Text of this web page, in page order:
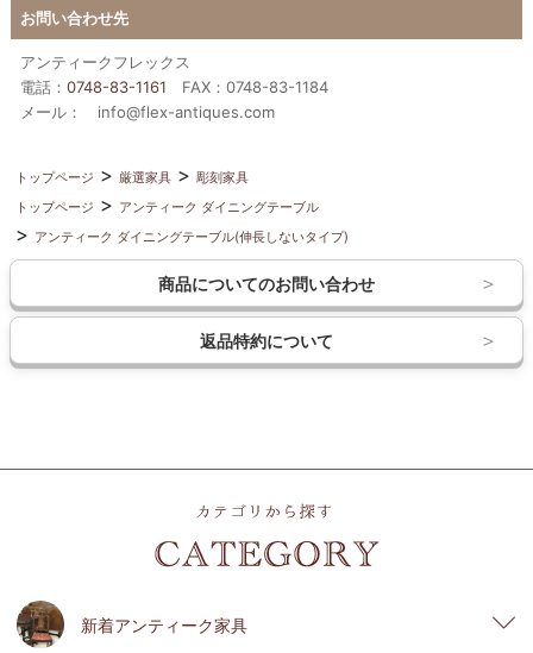
お問い合わせ先
アンティークフレックス
電話： 0748-83-1161 FAX：0748-83-1184
メール： info@flex-antiques.com
トップページ 厳選家具
彫刻家具
トップページ
アンティーク ダイニングテーブル
アンティーク ダイニングテーブル(伸長しないタイプ)
商品についてのお問い合わせ
返品特約について
新着アンティーク家具